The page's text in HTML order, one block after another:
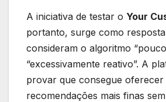
A iniciativa de testar o Your
portanto, surge como
consideram o algoritmo
“excessivamente reativo”. A
provar que consegue oferecer
recomendações mais finas